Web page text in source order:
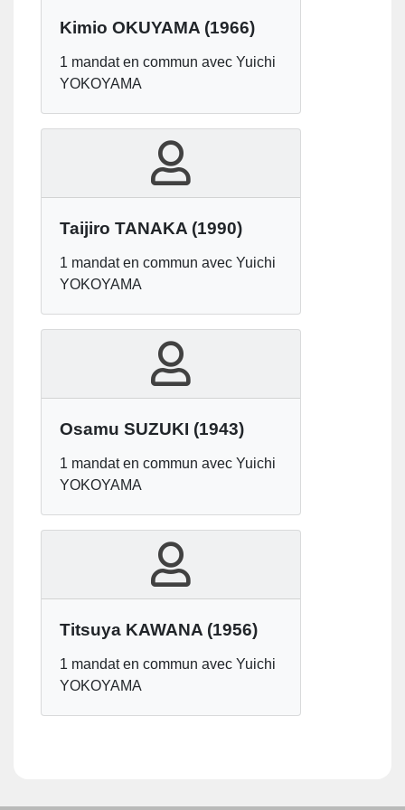
Kimio OKUYAMA (1966)
1 mandat en commun avec Yuichi
YOKOYAMA
Taijiro TANAKA (1990)
1 mandat en commun avec Yuichi
YOKOYAMA
Osamu SUZUKI (1943)
1 mandat en commun avec Yuichi
YOKOYAMA
Titsuya KAWANA (1956)
1 mandat en commun avec Yuichi
YOKOYAMA